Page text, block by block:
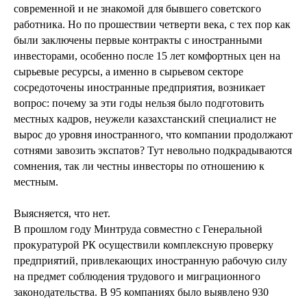
современной и не знакомой для бывшего советского
работника. Но по прошествии четверти века, с тех пор как
были заключены первые контракты с иностранными
инвесторами, особенно после 15 лет комфортных цен на
сырьевые ресурсы, а именно в сырьевом секторе
сосредоточены иностранные предприятия, возникает
вопрос: почему за эти годы нельзя было подготовить
местных кадров, неужели казахстанский специалист не
вырос до уровня иностранного, что компании продолжают
сотнями завозить экспатов? Тут невольно подкрадываются
сомнения, так ли честны инвесторы по отношению к
местным.
Выясняется, что нет.
В прошлом году Минтруда совместно с Генеральной
прокуратурой РК осуществили комплексную проверку
предприятий, привлекающих иностранную рабочую силу
на предмет соблюдения трудового и миграционного
законодательства. В 95 компаниях было выявлено 930